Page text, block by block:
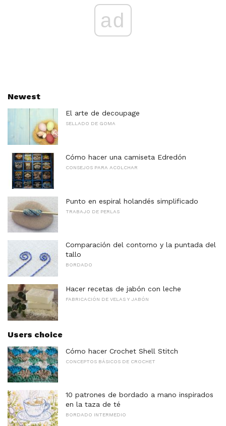
ad
Newest
El arte de decoupage
SELLADO DE GOMA
Cómo hacer una camiseta Edredón
CONSEJOS PARA ACOLCHAR
Punto en espiral holandés simplificado
TRABAJO DE PERLAS
Comparación del contorno y la puntada del
tallo
BORDADO
Hacer recetas de jabón con leche
FABRICACIÓN DE VELAS Y JABÓN
Users choice
Cómo hacer Crochet Shell Stitch
CONCEPTOS BÁSICOS DE CROCHET
10 patrones de bordado a mano inspirados
en la taza de té
BORDADO INTERMEDIO